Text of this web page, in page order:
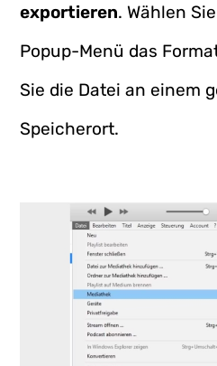
exportieren. Wählen
Popup-Menü das
Sie die Datei an einem
Speicherort.